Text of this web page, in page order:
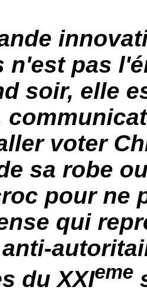
n'est pas
soir, elle
voter
sa robe
pour ne
qui
du XXIeme